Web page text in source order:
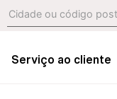
Serviço ao cliente